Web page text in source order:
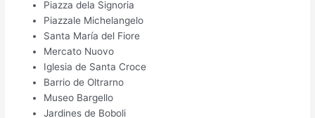
Piazza dela Signoria
Piazzale Michelangelo
Santa María del Fiore
Mercato Nuovo
Iglesia de Santa Croce
Barrio de Oltrarno
Museo Bargello
Jardines de Boboli